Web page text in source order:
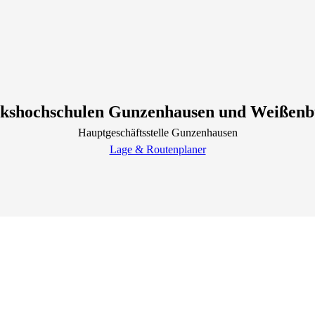
Gunzenhausen und
Hauptgeschäftsstelle Gunzenhausen
Lage & Routenplaner